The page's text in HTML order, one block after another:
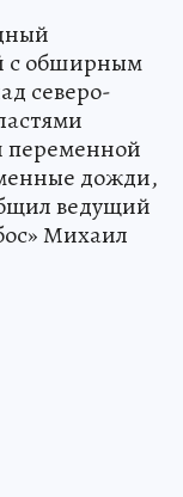
с обширным
северо-
переменной
дожди,
ведущий
Михаил